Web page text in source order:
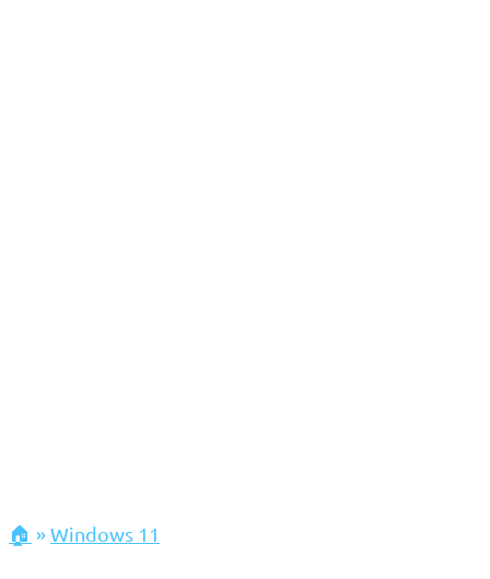
🏠 »Windows 11